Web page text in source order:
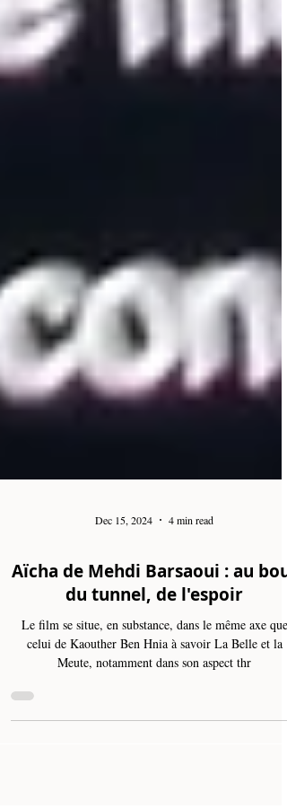
Dec 15, 2024 4 min read
Aïcha de Mehdi Barsaoui : au bout
du tunnel, de l'espoir
celui de Kaouther Ben Hnia à savoir La Belle et la
Meute, notamment dans son aspect thr